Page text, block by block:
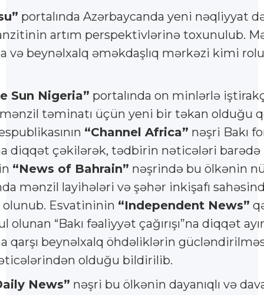
portalında Azərbaycanda yeni nəqliyyat
artım perspektivlərinə toxunulub.
və beynəlxalq əməkdaşlıq mərkəzi kimi
Sun Nigeria” portalında on minlərlə
təminatı üçün yeni bir təkan olduğu
“Channel Africa” nəşri Bakı
diqqət çəkilərək, tədbirin nəticələri
“News of Bahrain” nəşrində bu ölkənin
mənzil layihələri və şəhər inkişafı
Esvatininin “Independent News”
“Bakı fəaliyyət çağırışı”na diqqət
qarşı beynəlxalq öhdəliklərin gücləndirilməsi
olduğu bildirilib.
News” nəşri bu ölkənin dayanıqlı və